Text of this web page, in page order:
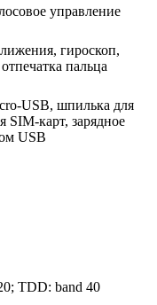
управление
гироскоп,
пальца
USB, шпилька для
SIM-карт, зарядное
USB
TDD: band 40